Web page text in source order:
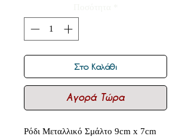
Στο Καλάθι
Αγορά Τώρα
Ρόδι Μεταλλικό Σμάλτο 9cm x 7cm